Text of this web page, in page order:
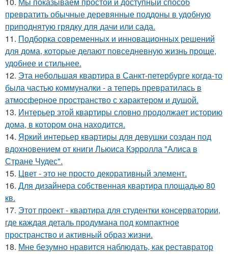
превратить обычные деревянные поддоны в удобную
приподнятую грядку для дачи или сада.
11. Подборка современных и инновационных решений
для дома, которые делают повседневную жизнь проще,
удобнее и стильнее.
12. Эта небольшая квартира в Санкт-петербурге когда-то
была частью коммуналки - а теперь превратилась в
атмосферное пространство с характером и душой.
13. Интерьер этой квартиры словно продолжает историю
дома, в котором она находится.
14. Яркий интерьер квартиры для девушки создан под
вдохновением от книги Льюиса Кэрролла "Алиса в
Стране Чудес".
15. Цвет - это не просто декоративный элемент.
16. Для дизайнера собственная квартира площадью 80
кв.
17. Этот проект - квартира для студентки консерватории,
где каждая деталь продумана под компактное
пространство и активный образ жизни.
18. Мне безумно нравится наблюдать, как реставратор